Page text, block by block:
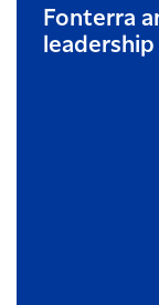
Fonterra